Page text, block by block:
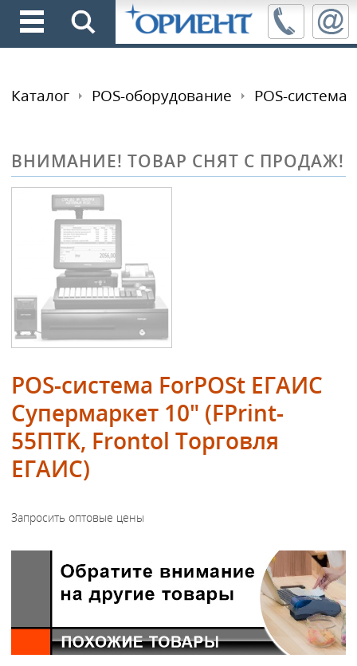
Каталог POS-оборудование POS-система
ВНИМАНИЕ! ТОВАР СНЯТ С ПРОДАЖ!
POS-система ForPOSt ЕГАИС
Супермаркет 10" (FPrint-
55ПТK, Frontol Торговля
ЕГАИС)